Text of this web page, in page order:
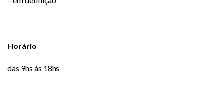
Horário
das 9hs às 18hs